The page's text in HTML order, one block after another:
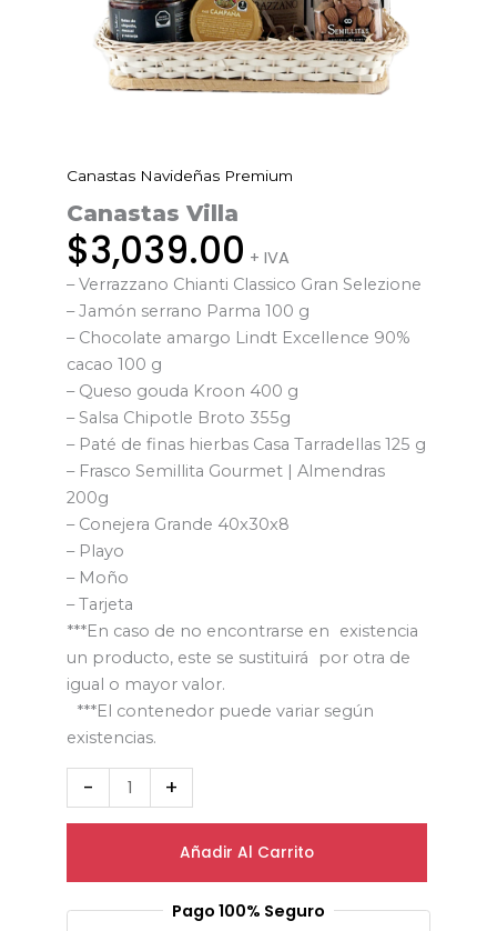
Canastas Navideñas Premium
Canastas Villa
$3,039.00 + IVA
– Verrazzano Chianti Classico Gran Selezione
– Jamón serrano Parma 100 g
– Chocolate amargo Lindt Excellence 90%
cacao 100 g
– Queso gouda Kroon 400 g
– Salsa Chipotle Broto 355g
– Paté de finas hierbas Casa Tarradellas 125 g
– Frasco Semillita Gourmet | Almendras
200g
– Conejera Grande 40x30x8
– Playo
– Moño
– Tarjeta
***En caso de no encontrarse en existencia
un producto, este se sustituirá por otra de
igual o mayor valor.
***El contenedor puede variar según
existencias.
-
Canastas
Villa
cantidad
+
Añadir Al Carrito
Pago 100% Seguro